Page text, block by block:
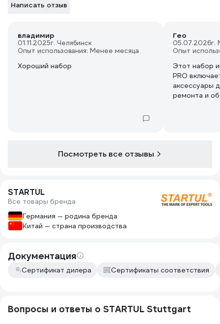
Написать отзыв
владимир
01.11.2025г. Челябинск
Опыт использования: Менее месяца
Хороший набор
Гео
05.07.2026г.
Опыт
Этот набор
PRO
аксессуары
ремонта и
каждого
Stuttgart
Посмотреть все отзывы
STARTUL
Все товары бренда
Германия — родина бренда
Китай — страна производства
Документация
Сертификат дилера Сертификаты соответствия
Вопросы и ответы о STARTUL Stuttgart